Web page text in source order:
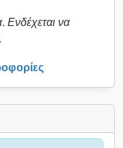
Ενδέχεται να